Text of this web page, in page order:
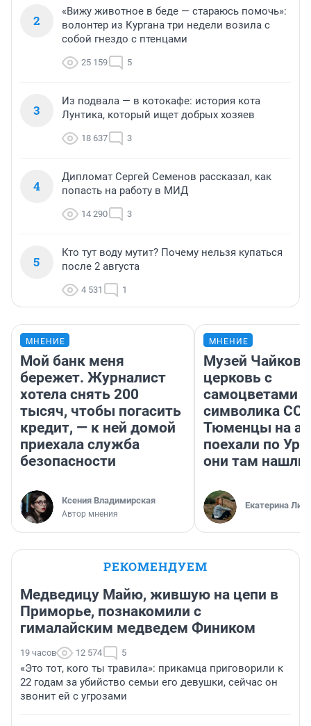
2
«Вижу животное в беде — стараюсь помочь»:
волонтер из Кургана три недели возила с
собой гнездо с птенцами
25 159 5
3
Из подвала — в котокафе: история кота
Лунтика, который ищет добрых хозяев
18 637 3
4
Дипломат Сергей Семенов рассказал, как
попасть на работу в МИД
14 290 3
5
Кто тут воду мутит? Почему нельзя купаться
после 2 августа
4 531 1
МНЕНИЕ
Мой банк меня
бережет. Журналист
хотела снять 200
тысяч, чтобы погасить
кредит, — к ней домой
приехала служба
безопасности
Ксения Владимирская
Автор мнения
МНЕНИЕ
Музей
церковь с
самоцветами
символика
Тюменцы на
поехали по
они там нашли
Екатерина
РЕКОМЕНДУЕМ
Медведицу Майю, жившую на цепи в
Приморье, познакомили с
гималайским медведем Фиником
19 часов 12 574 5
«Это тот, кого ты травила»: прикамца приговорили к
22 годам за убийство семьи его девушки, сейчас он
звонит ей с угрозами